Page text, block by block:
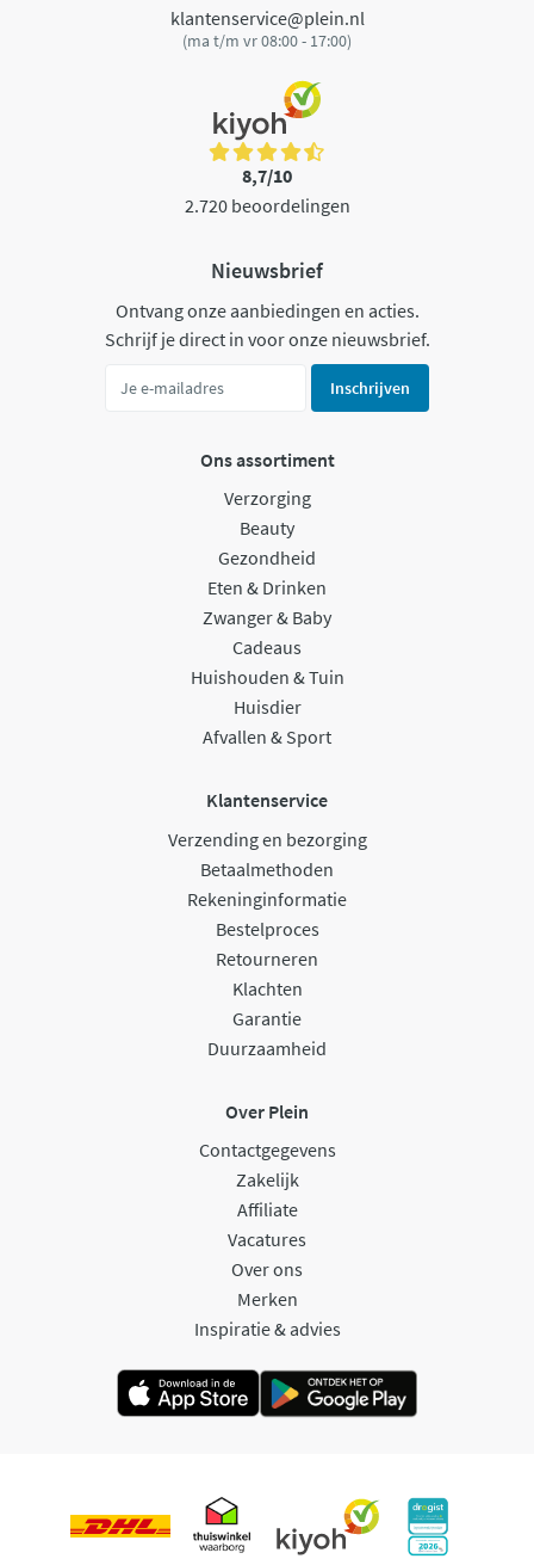
klantenservice@plein.nl
(ma t/m vr 08:00 - 17:00)
8,7/10
2.720 beoordelingen
Nieuwsbrief
Ontvang onze aanbiedingen en acties.
Schrijf je direct in voor onze nieuwsbrief.
Inschrijven
Ons assortiment
Verzorging
Beauty
Gezondheid
Eten & Drinken
Zwanger & Baby
Cadeaus
Huishouden & Tuin
Huisdier
Afvallen & Sport
Klantenservice
Verzending en bezorging
Betaalmethoden
Rekeninginformatie
Bestelproces
Retourneren
Klachten
Garantie
Duurzaamheid
Over Plein
Contactgegevens
Zakelijk
Affiliate
Vacatures
Over ons
Merken
Inspiratie & advies